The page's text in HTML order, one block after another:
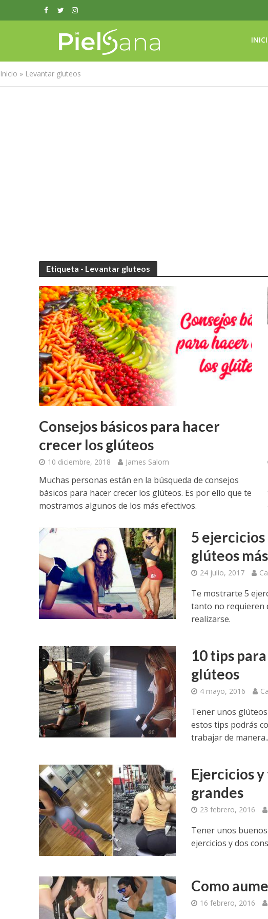
Inicio » Levantar gluteos
Etiqueta - Levantar gluteos
Consejos básicos para hacer
crecer los glúteos
10 diciembre, 2018 James Salom
Muchas personas están en la búsqueda de consejos
básicos para hacer crecer los glúteos. Es por ello que te
mostramos algunos de los más efectivos.
5 ejercicios
glúteos
24 julio, 2017
Te mostrarte 5
tanto no requieren
realizarse.
10 tips
glúteos
4 mayo, 2016
Tener unos
estos tips podrás
trabajar de
Ejercicios
grandes
23 febrero, 2016
Tener unos
ejercicios y dos
Como
16 febrero, 2016